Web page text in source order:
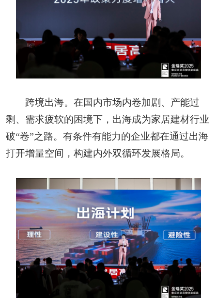
跨境出海。在国内市场内卷加剧、产能过
剩、需求疲软的困境下，出海成为家居建材行业
破“卷”之路。有条件有能力的企业都在通过出海
打开增量空间，构建内外双循环发展格局。